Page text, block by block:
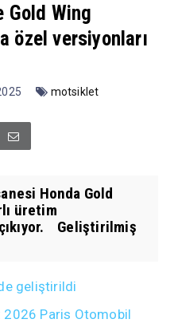
Gold Wing
özel versiyonları
motsiklet
Honda Gold
üretim
Geliştirilmiş
geliştirildi
2026 Paris Otomobil